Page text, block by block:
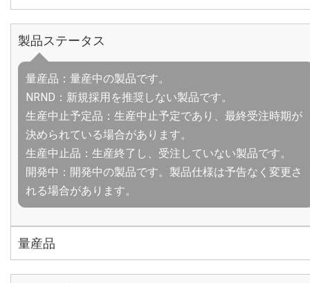
製品ステータス
量産品：量産中の製品です。
NRND：新規採用を推奨しない製品です。
生産中止予定品：生産中止予定であり、最終受注時期が
決められている場合があります。
生産中止品：生産終了し、受注していない製品です。
開発中：開発中の製品です。製品仕様は予告なく変更さ
れる場合があります。
量産品